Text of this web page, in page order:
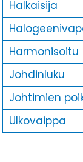
Halkaisija
Harmonisoitu
Johdinluku
Johtimien
Ulkovaippa